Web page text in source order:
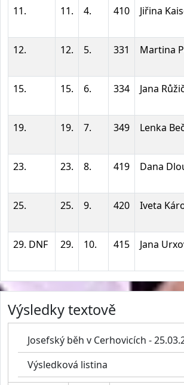
11. 11. 4. 410 Jiřina
12. 12. 5. 331 Martina
15. 15. 6. 334 Jana
19. 19. 7. 349 Lenka
23. 23. 8. 419 Dana
25. 25. 9. 420 Iveta
29. DNF 29. 10. 415 Jana
Výsledky textově
Josefský běh v Cerhovicích -
Výsledková listina